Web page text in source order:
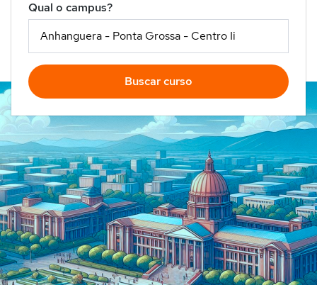
Qual o campus?
Buscar curso